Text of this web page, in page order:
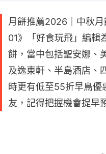
月餅推薦2026｜中秋
01》「好食玩飛」編輯
餅，當中包括聖安娜、
及逸東軒、半島酒店、
時更有低至55折早鳥優
友，記得把握機會提早